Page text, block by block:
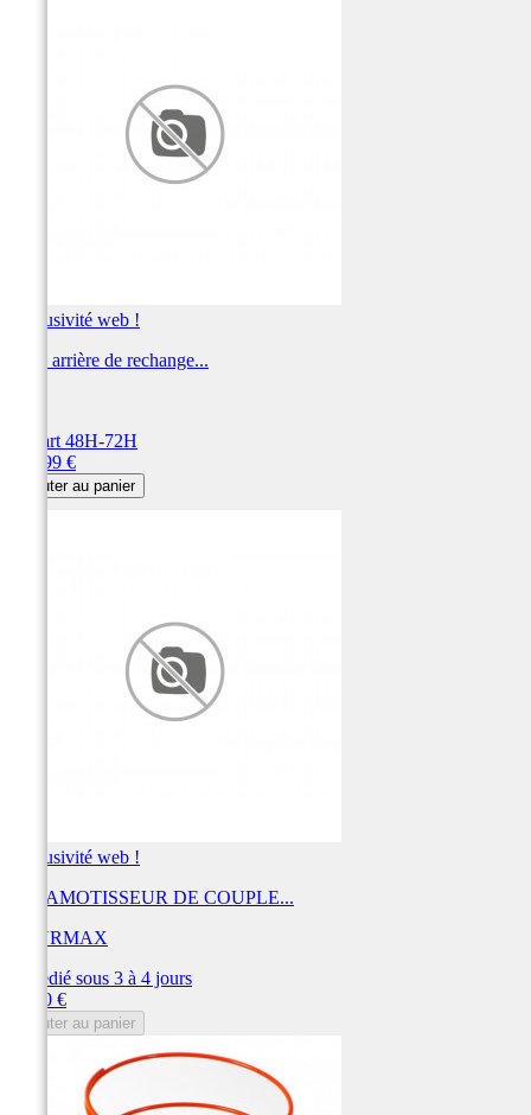
Exclusivité web !
Jante arrière de rechange...
Départ 48H-72H
149,99 €
Ajouter au panier
Exclusivité web !
KIT AMOTISSEUR DE COUPLE...
TOURMAX
Expédié sous 3 à 4 jours
28,80 €
Ajouter au panier